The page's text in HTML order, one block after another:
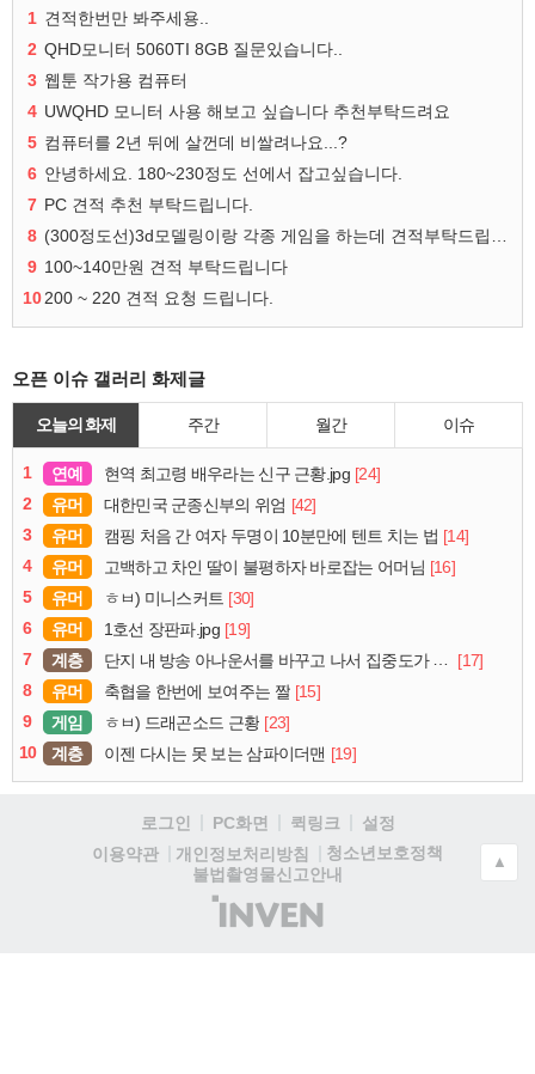
1 견적한번만 봐주세용..
2 QHD모니터 5060TI 8GB 질문있습니다..
3 웹툰 작가용 컴퓨터
4 UWQHD 모니터 사용 해보고 싶습니다 추천부탁드려요
5 컴퓨터를 2년 뒤에 살껀데 비쌀려나요...?
6 안녕하세요. 180~230정도 선에서 잡고싶습니다.
7 PC 견적 추천 부탁드립니다.
8
9 100~140만원 견적 부탁드립니다
10200 ~ 220 견적 요청 드립니다.
오픈 이슈 갤러리 화제글
오늘의 화제 주간 월간 이슈
1 연예 현역 최고령 배우라는 신구 근황.jpg [24]
2
유머 대한민국 군종신부의 위엄 [42]
3
유머 캠핑 처음 간 여자 두명이 10분만에 텐트 치는 법 [14]
4
유머 고백하고 차인 딸이 불평하자 바로잡는 어머님 [16]
5
유머 ㅎㅂ) 미니스커트 [30]
6
유머 1호선 장판파.jpg [19]
7
계층 단지 내 방송 아나운서를 바꾸고 나서 집중도가 확 올라갔다는 한 아파트의 안내방송
[17]
8
유머 축협을 한번에 보여주는 짤 [15]
9
게임 ㅎㅂ) 드래곤소드 근황 [23]
10
계층 이젠 다시는 못 보는 삼파이더맨 [19]
로그인 PC화면 퀵링크
설정
이용약관
개인정보처리방침
청소년보호정책
불법촬영물신고안내
(주)
인
▲